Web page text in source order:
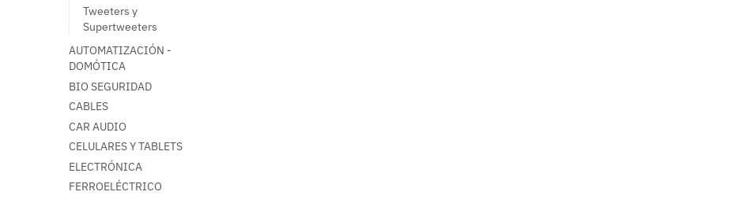
Tweeters y
Supertweeters
AUTOMATIZACIÓN -
DOMÓTICA
BIO SEGURIDAD
CABLES
CAR AUDIO
CELULARES Y TABLETS
ELECTRÓNICA
FERROELÉCTRICO